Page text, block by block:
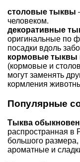
столовые тыквы
человеком.
декоративные
оригинальные по
посадки вдоль
кормовые тыквы
(кормовые и
могут заменять
кормления
Популярные
Тыква
распространная
большого
ароматные и